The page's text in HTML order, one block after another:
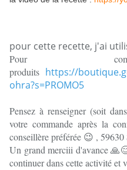
pour cette recette, j'ai
Pour
produits https://
ohra?s=PROMO5
Pensez à renseigner (soit
votre commande après la
conseillère préférée 😉 , 59630
Un grand merciii d'avance
continuer dans cette activité et